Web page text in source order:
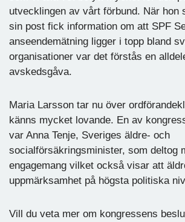
utvecklingen av vårt förbund. När hon
sin post fick information om att SPF
anseendemätning ligger i topp bland
organisationer var det förstås en
avskedsgåva.
Maria Larsson tar nu över
känns mycket lovande. En av
var Anna Tenje, Sveriges äldre- och
socialförsäkringsminister, som deltog
engagemang vilket också visar att
uppmärksamhet på högsta politiska
Vill du veta mer om kongressens